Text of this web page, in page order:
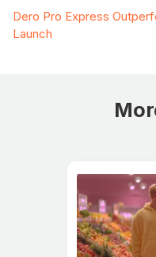
Dero Pro Express
Launch